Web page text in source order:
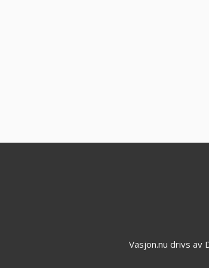
Vasjon.nu drivs av